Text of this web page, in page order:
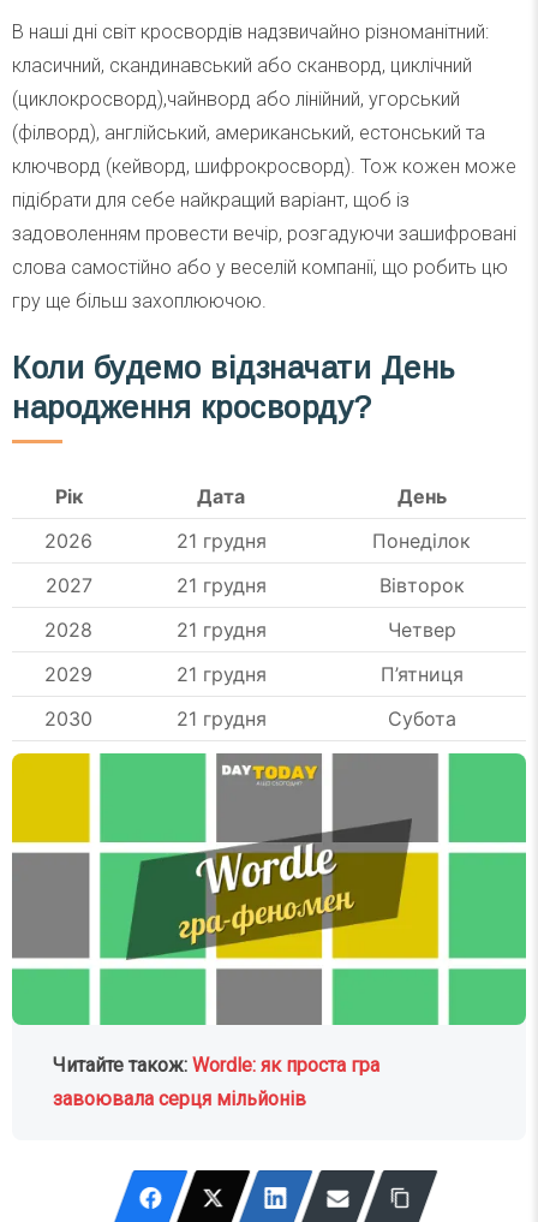
В наші дні світ кросвордів надзвичайно різноманітний:
класичний, скандинавський або сканворд, циклічний
(циклокросворд),чайнворд або лінійний, угорський
(філворд), англійський, американський, естонський та
ключворд (кейворд, шифрокросворд). Тож кожен може
підібрати для себе найкращий варіант, щоб із
задоволенням провести вечір, розгадуючи зашифровані
слова самостійно або у веселій компанії, що робить цю
гру ще більш захоплюючою.
Коли будемо відзначати День
народження кросворду?
Рік Дата
День
2026
21 грудня
Понеділок
2027
21 грудня
Вівторок
2028
21 грудня
Четвер
2029
21 грудня
П’ятниця
2030
21 грудня Субота
Читайте також:Wordle: як проста гра
завоювала серця мільйонів